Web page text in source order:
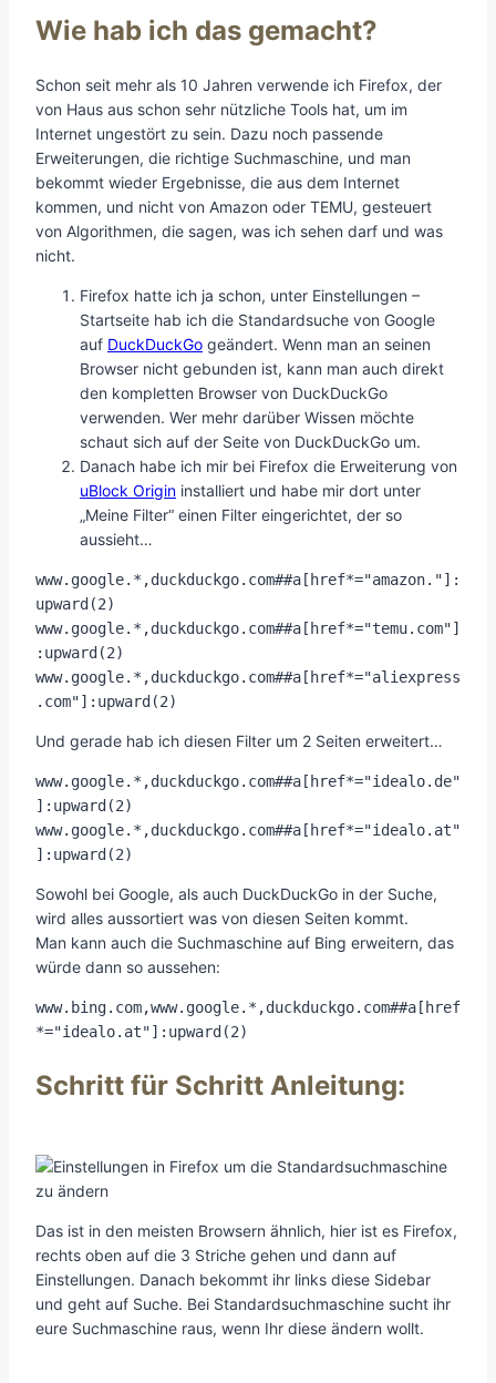
Wie hab ich das gemacht?
Schon seit mehr als 10 Jahren verwende ich Firefox, der
von Haus aus schon sehr nützliche Tools hat, um im
Internet ungestört zu sein. Dazu noch passende
Erweiterungen, die richtige Suchmaschine, und man
bekommt wieder Ergebnisse, die aus dem Internet
kommen, und nicht von Amazon oder TEMU, gesteuert
von Algorithmen, die sagen, was ich sehen darf und was
nicht.
Firefox hatte ich ja schon, unter Einstellungen –
Startseite hab ich die Standardsuche von Google
auf DuckDuckGo geändert. Wenn man an seinen
Browser nicht gebunden ist, kann man auch direkt
den kompletten Browser von DuckDuckGo
verwenden. Wer mehr darüber Wissen möchte
schaut sich auf der Seite von DuckDuckGo um.
Danach habe ich mir bei Firefox die Erweiterung von
uBlock Origin installiert und habe mir dort unter
„Meine Filter“ einen Filter eingerichtet, der so
aussieht…
www.google.*,duckduckgo.com##a[href*="amazon."]:
upward(2)
www.google.*,duckduckgo.com##a[href*="temu.com"]
:upward(2)
www.google.*,duckduckgo.com##a[href*="aliexpress
.com"]:upward(2)
Und gerade hab ich diesen Filter um 2 Seiten erweitert…
www.google.*,duckduckgo.com##a[href*="idealo.de"
]:upward(2)
www.google.*,duckduckgo.com##a[href*="idealo.at"
]:upward(2)
Sowohl bei Google, als auch DuckDuckGo in der Suche,
wird alles aussortiert was von diesen Seiten kommt.
Man kann auch die Suchmaschine auf Bing erweitern, das
würde dann so aussehen:
www.bing.com,www.google.*,duckduckgo.com##a[href
*="idealo.at"]:upward(2)
Schritt für Schritt Anleitung:
Das ist in den meisten Browsern ähnlich, hier ist es Firefox,
rechts oben auf die 3 Striche gehen und dann auf
Einstellungen. Danach bekommt ihr links diese Sidebar
und geht auf Suche. Bei Standardsuchmaschine sucht ihr
eure Suchmaschine raus, wenn Ihr diese ändern wollt.